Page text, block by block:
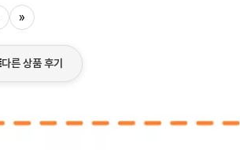
»
다른 상품 후기